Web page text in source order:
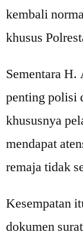
kembali
khusus
Sementara
penting polisi
khususnya
mendapat
remaja tidak
Kesempatan
dokumen